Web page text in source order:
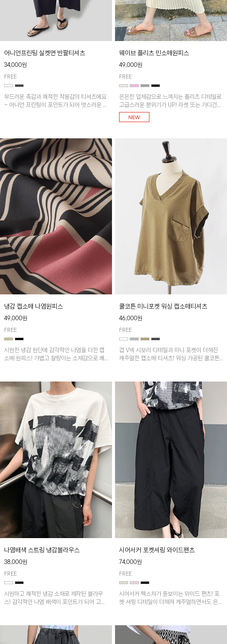
어니언프린팅 실켓면 반팔티셔츠
34,000원
FREE
부드러운 촉감과 쾌적한 착용감의 티셔츠에요
~ 어니언 프린팅이 포인트가 되어 멋스러운 아
웨이브 플리츠 민소매원피스
49,000원
FREE
은은한 입체감으로 느껴지는 플리츠 디테일로
고급스러운 분위기가 UP! 자켓 또는 가디건과
같이 매치해도 잘 어울린답니다!
냉감 캡소매 나염원피스
49,000원
FREE
시원한 냉감 원단에 감각적인 나염을 더한 캡
소매 원피스! 가볍고 찰랑이는 소재감으로 쾌
쿨코튼 미니포켓 워싱 캡소매티셔츠
46,000원
FREE
겹 V넥 시보리 디테일과 미니 포켓이 더해진
캐주얼한 캡소매 티셔츠! 워싱 가공된 쿨코튼
나염배색 스트링 냉감블라우스
38,000원
FREE
시원하고 쾌적한 냉감 소재로 제작된 블라우
스! 감각적인 나염 배색이 포인트가 되어 고급
착용 가능합니다~
시어서커 포켓셔링 와이드팬츠
74,000원
FREE
시어서커 텍스처가 돋보이는 와이드 팬츠! 포
켓 셔링 디테일이 더해져 캐주얼하면서도 은은
다. 가볍고 쾌적한 착용감으로 여름철 데일리
아이템으로 활용하기 좋아요~